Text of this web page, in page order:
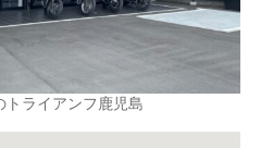
トライアンフ鹿児島